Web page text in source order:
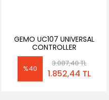
GEMO UC107 UNIVERSAL
CONTROLLER
%40
3.087,40 TL
1.852,44 TL